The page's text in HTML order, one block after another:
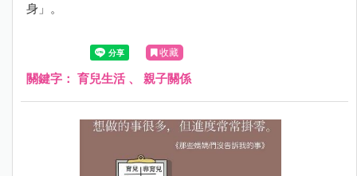
身」。
收藏
關鍵字： 育兒生活、 親子關係